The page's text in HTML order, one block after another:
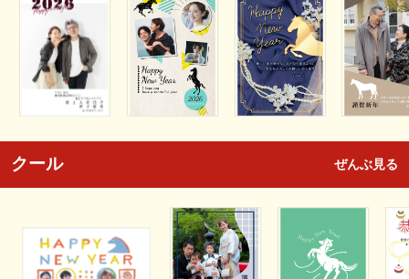
クール ぜんぶ見る